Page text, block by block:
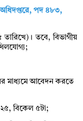
অধিদপ্তরে, পদ ৪৮৩,
তবে, বিভাগীয়
মাধ্যমে আবেদন করতে
বিকেল ৫টা;